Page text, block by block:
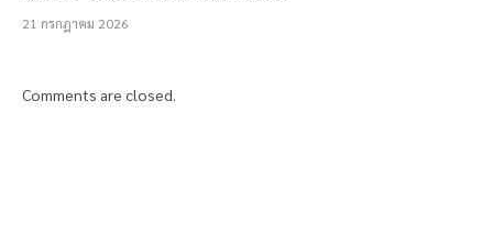
21 กรกฎาคม 2026
Comments are closed.